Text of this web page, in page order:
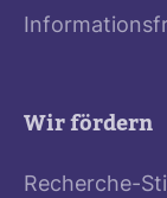
Wir fördern
Recherche-